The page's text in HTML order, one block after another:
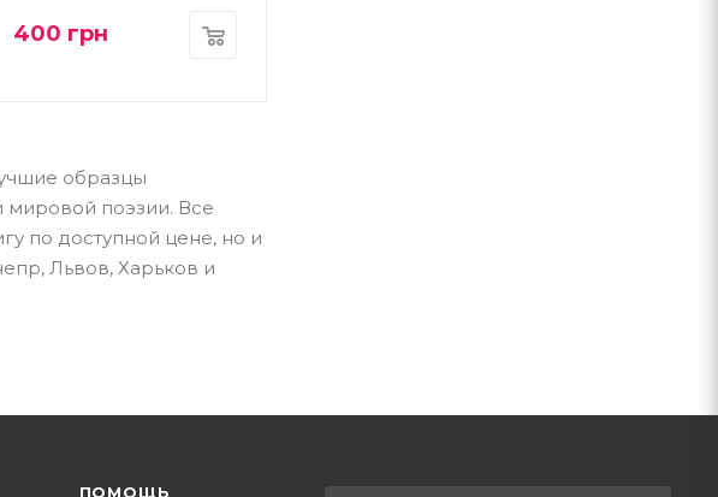
400 грн
образцы
мировой поэзии. Все
по доступной цене, но и
Львов, Харьков и
ПОМОЩЬ